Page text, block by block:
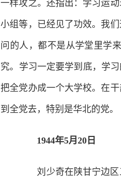
一样攻之。还指出：学习运
小组等，已经见了功效。我
问的人，都不是从学堂里学
究。学习一定要学到底，学
把全党办成一个大学校。在
到全党去，特别是华北的党。
1944年5月20日
刘少奇在陕甘宁边区